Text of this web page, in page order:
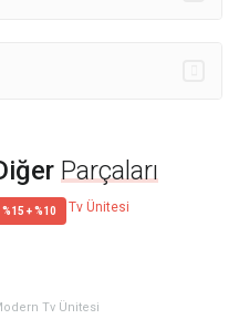
Parçaları
%15 + %10
Tv Ünitesi